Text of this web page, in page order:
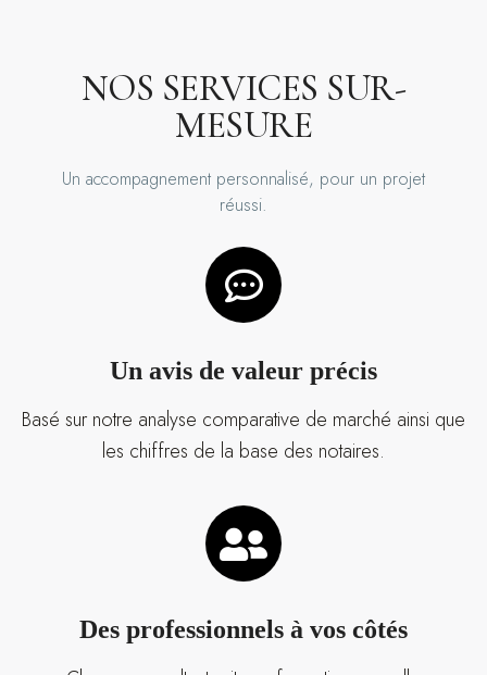
NOS SERVICES SUR-
MESURE
Un accompagnement personnalisé, pour un projet
réussi.
Un avis de valeur précis
Basé sur notre analyse comparative de marché ainsi que
les chiffres de la base des notaires.
Des professionnels à vos côtés